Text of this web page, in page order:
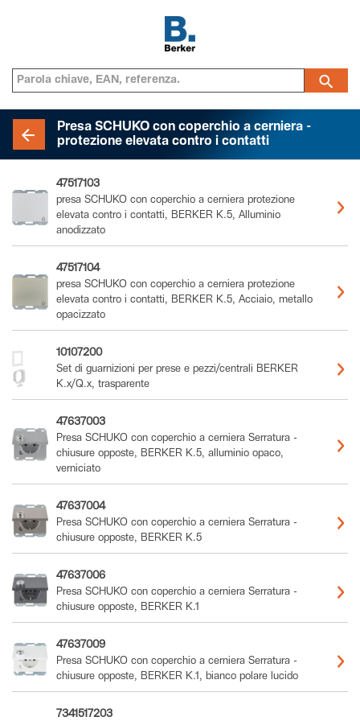
Presa SCHUKO con coperchio a cerniera -
protezione elevata contro i contatti
47517103
presa SCHUKO con coperchio a cerniera protezione
elevata contro i contatti, BERKER K.5, Alluminio
anodizzato
47517104
presa SCHUKO con coperchio a cerniera protezione
elevata contro i contatti, BERKER K.5, Acciaio, metallo
opacizzato
10107200
Set di guarnizioni per prese e pezzi/centrali BERKER
K.x/Q.x, trasparente
47637003
Presa SCHUKO con coperchio a cerniera Serratura -
chiusure opposte, BERKER K.5, alluminio opaco,
verniciato
47637004
Presa SCHUKO con coperchio a cerniera Serratura -
chiusure opposte, BERKER K.5
47637006
Presa SCHUKO con coperchio a cerniera Serratura -
chiusure opposte, BERKER K.1
47637009
Presa SCHUKO con coperchio a cerniera Serratura -
chiusure opposte, BERKER K.1, bianco polare lucido
7341517203